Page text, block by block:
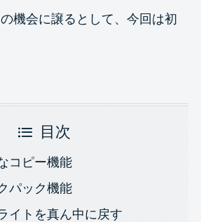
機会に譲るとして、今回は初
目次
コピー機能
パック機能
イトを真ん中に戻す